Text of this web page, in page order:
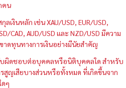
คน
เงินหลัก เช่น XAU/USD, EUR/USD,
CAD, AUD/USD และ NZD/USD มีความ
าดทุนทางการเงินอย่างมีนัยสำคัญ
รับผิดชอบต่อบุคคลหรือนิติบุคคลใด สำหรับ
สูญเสียบางส่วนหรือทั้งหมด ที่เกิดขึ้นจาก
ๆ